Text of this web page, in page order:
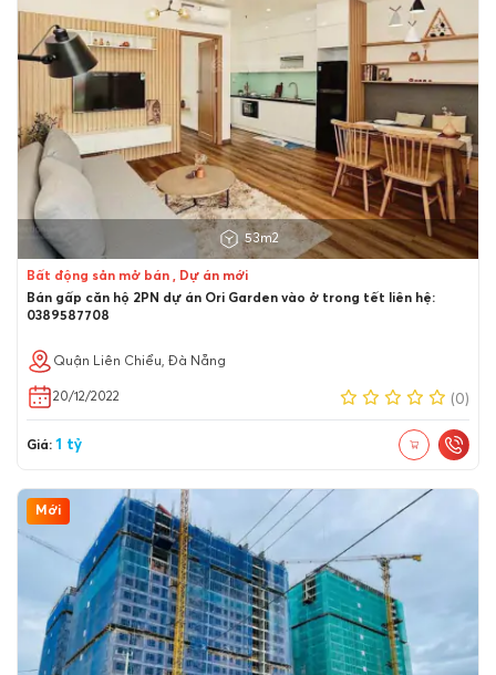
53m2
Bất động sản mở bán , Dự án mới
Bán gấp căn hộ 2PN dự án Ori Garden vào ở trong tết liên hệ:
0389587708
Quận Liên Chiểu, Đà Nẵng
20/12/2022 (0)
Giá: 1 tỷ
Mới